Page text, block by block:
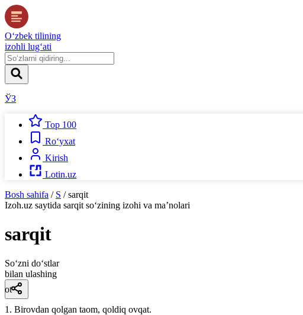
O‘zbek tilining
izohli lug‘ati
ЎЗ
Top 100
Ro‘yxat
Kirish
Lotin.uz
Bosh sahifa / S / sarqit
Izoh.uz saytida sarqit so‘zining izohi va ma’nolari
sarqit
So‘zni do‘stlar
bilan ulashing
ot
1. Birovdan qolgan taom, qoldiq ovqat.